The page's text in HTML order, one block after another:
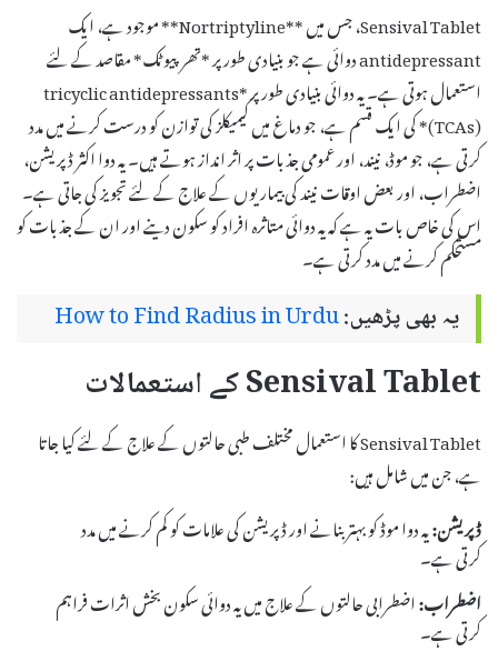
Sensival Tablet، جس میں **Nortriptyline** موجود ہے، ایک
antidepressant دوائی ہے جو بنیادی طور پر *تھرپیوٹک* مقاصد کے لئے
استعمال ہوتی ہے۔ یہ دوائی بنیادی طور پر *tricyclic antidepressants
(TCAs)* کی ایک قسم ہے، جو دماغ میں کیمیکلز کی توازن کو درست کرنے میں مدد
کرتی ہے، جو موڈ، نیند، اور عمومی جذبات پر اثر انداز ہوتے ہیں۔ یہ دوا اکثر ڈپریشن،
اضطراب، اور بعض اوقات نیند کی بیماریوں کے علاج کے لئے تجویز کی جاتی ہے۔
اس کی خاص بات یہ ہے کہ یہ دوائی متاثرہ افراد کو سکون دینے اور ان کے جذبات کو
مستحکم کرنے میں مدد کرتی ہے۔
یہ بھی پڑھیں:How to Find Radius in Urdu
Sensival Tablet کے استعمالات
Sensival Tablet کا استعمال مختلف طبی حالتوں کے علاج کے لئے کیا جاتا
ہے، جن میں شامل ہیں:
ڈپریشن:یہ دوا موڈ کو بہتر بنانے اور ڈپریشن کی علامات کو کم کرنے میں مدد
کرتی ہے۔
اضطراب:اضطرابی حالتوں کے علاج میں یہ دوائی سکون بخش اثرات فراہم
کرتی ہے۔